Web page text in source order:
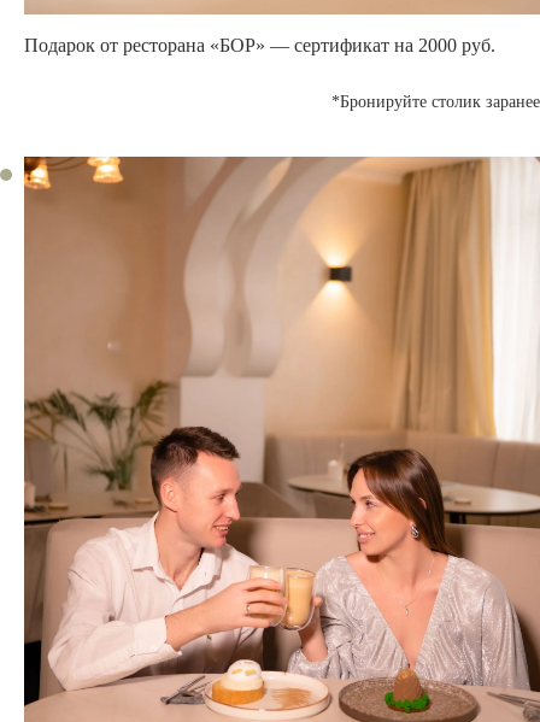
Подарок от ресторана «БОР» — сертификат на 2000 руб.
*Бронируйте столик заранее